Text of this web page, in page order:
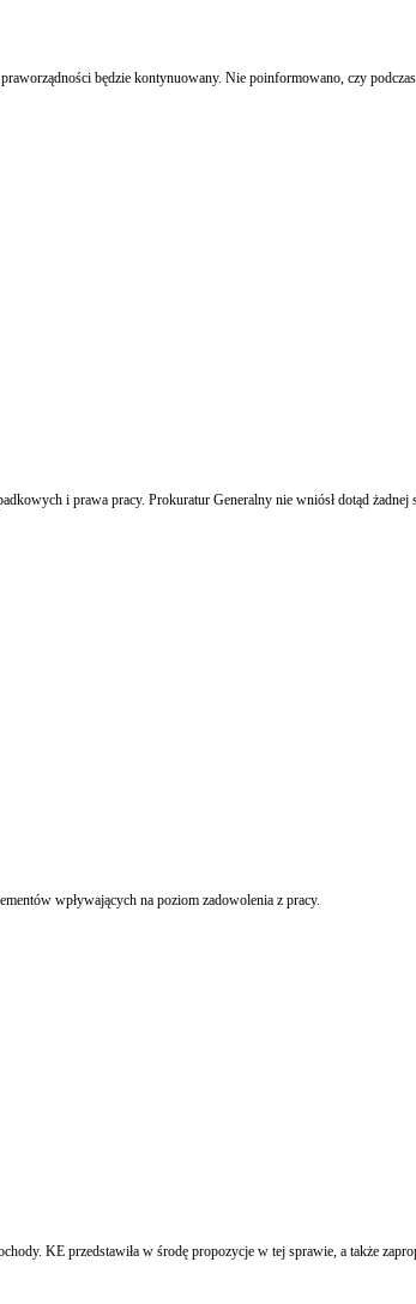
i prawa pracy. Prokuratur Generalny nie wniósł dotąd żadnej
wpływających na poziom zadowolenia z pracy.
Blokada alkoholowa, asystent